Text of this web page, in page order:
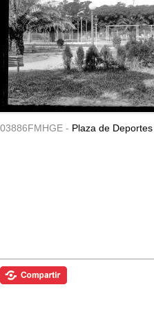
03886FMHGE - Plaza de